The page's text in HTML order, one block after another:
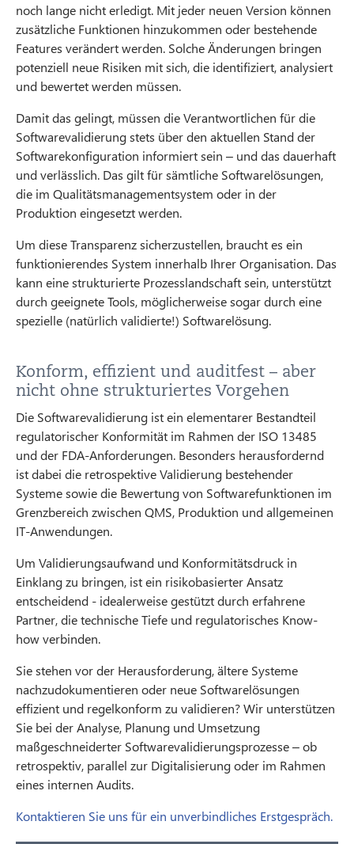
noch lange nicht erledigt. Mit jeder neuen Version können
zusätzliche Funktionen hinzukommen oder bestehende
Features verändert werden. Solche Änderungen bringen
potenziell neue Risiken mit sich, die identifiziert, analysiert
und bewertet werden müssen.
Damit das gelingt, müssen die Verantwortlichen für die
Softwarevalidierung stets über den aktuellen Stand der
Softwarekonfiguration informiert sein – und das dauerhaft
und verlässlich. Das gilt für sämtliche Softwarelösungen,
die im Qualitätsmanagementsystem oder in der
Produktion eingesetzt werden.
Um diese Transparenz sicherzustellen, braucht es ein
funktionierendes System innerhalb Ihrer Organisation. Das
kann eine strukturierte Prozesslandschaft sein, unterstützt
durch geeignete Tools, möglicherweise sogar durch eine
spezielle (natürlich validierte!) Softwarelösung.
Konform, effizient und auditfest – aber
nicht ohne strukturiertes Vorgehen
Die Softwarevalidierung ist ein elementarer Bestandteil
regulatorischer Konformität im Rahmen der ISO 13485
und der FDA-Anforderungen. Besonders herausfordernd
ist dabei die retrospektive Validierung bestehender
Systeme sowie die Bewertung von Softwarefunktionen im
Grenzbereich zwischen QMS, Produktion und allgemeinen
IT-Anwendungen.
Um Validierungsaufwand und Konformitätsdruck in
Einklang zu bringen, ist ein risikobasierter Ansatz
entscheidend - idealerweise gestützt durch erfahrene
Partner, die technische Tiefe und regulatorisches Know-
how verbinden.
Sie stehen vor der Herausforderung, ältere Systeme
nachzudokumentieren oder neue Softwarelösungen
effizient und regelkonform zu validieren? Wir unterstützen
Sie bei der Analyse, Planung und Umsetzung
maßgeschneiderter Softwarevalidierungsprozesse – ob
retrospektiv, parallel zur Digitalisierung oder im Rahmen
eines internen Audits.
Kontaktieren Sie uns für ein unverbindliches Erstgespräch.